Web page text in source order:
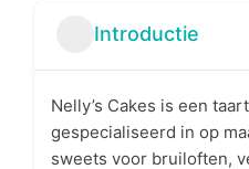
Introductie
Nelly’s Cakes is een
gespecialiseerd in op
sweets voor bruiloften,